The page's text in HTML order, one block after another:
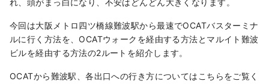
れ、頭がまっ白になり、不安はどんどん大きくなります。
今回は大阪メトロ四ツ橋線難波駅から最速でOCATバスターミナ
ルに行く方法を、OCATウォークを経由する方法とマルイト難波
ビルを経由する方法の2ルートを紹介します。
OCATから難波駅、各出口への行き方についてはこちらをご覧く